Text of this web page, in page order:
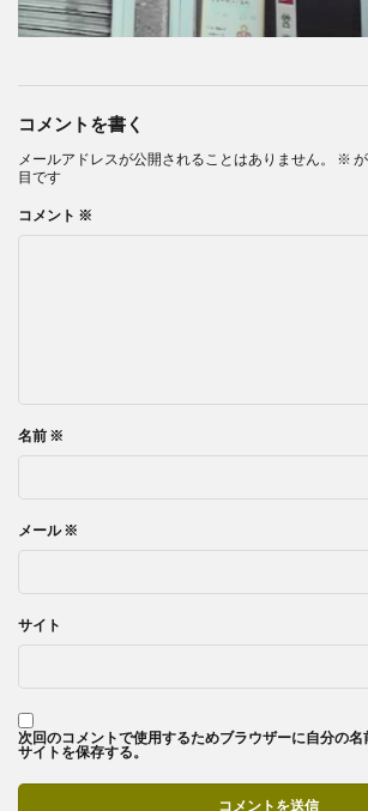
コメントを書く
メールアドレスが公開されることはありません。 ※
目です
コメント ※
名前 ※
メール※
サイト
次回のコメントで使用するためブラウザーに自分の名
サイトを保存する。